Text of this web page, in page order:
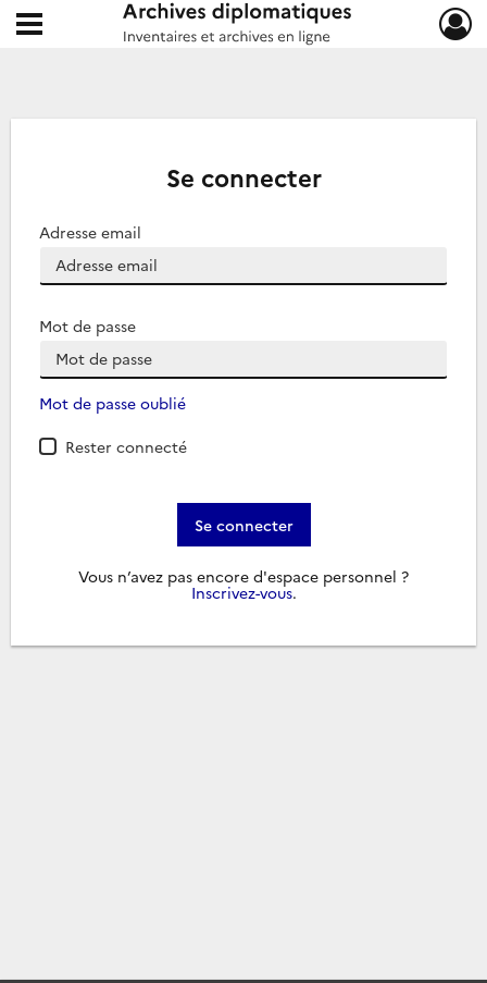
Archives diplomatiques
Ouvrir le menu déroulant
Se connecter
Adresse email
Mot de passe
Mot de passe oublié
Rester connecté
Se connecter
Vous n’avez pas encore d'espace personnel ?
Inscrivez-vous.